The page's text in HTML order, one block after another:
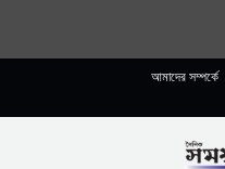
আমাদের সম্পর্কে